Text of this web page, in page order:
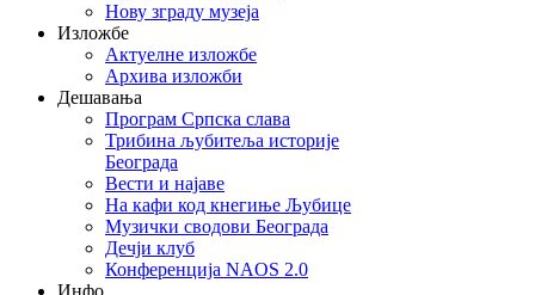
Нову зграду музеја
Изложбе
Актуелне изложбе
Архива изложби
Дешавања
Програм Српска слава
Трибина љубитеља историје
Београда
Beсти и најаве
На кафи код кнегиње Љубице
Музички сводови Београда
Дечји клуб
Конференција NAOS 2.0
Инфо